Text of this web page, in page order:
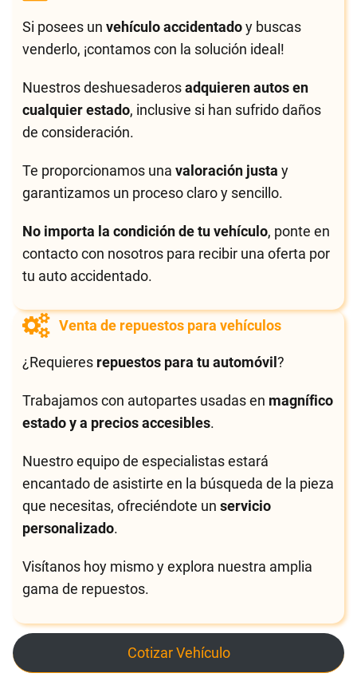
Si posees unvehículo accidentadoy buscas
venderlo, ¡contamos con la solución ideal!
Nuestros deshuesaderosadquieren autos en
cualquier estado, inclusive si han sufrido daños
de consideración.
Te proporcionamos unavaloración justa y
garantizamos un proceso claro y sencillo.
No importa la condición de tu vehículo, ponte en
contacto con nosotros para recibir una oferta por
tu auto accidentado.
Venta de repuestos para vehículos
¿Requieres repuestos para tu automóvil?
Trabajamos con autopartes usadas en magnífico
estado y a precios accesibles.
Nuestro equipo de especialistas estará
encantado de asistirte en la búsqueda de la pieza
que necesitas, ofreciéndote unservicio
personalizado.
Visítanos hoy mismo y explora nuestra amplia
gama de repuestos.
Cotizar Vehículo